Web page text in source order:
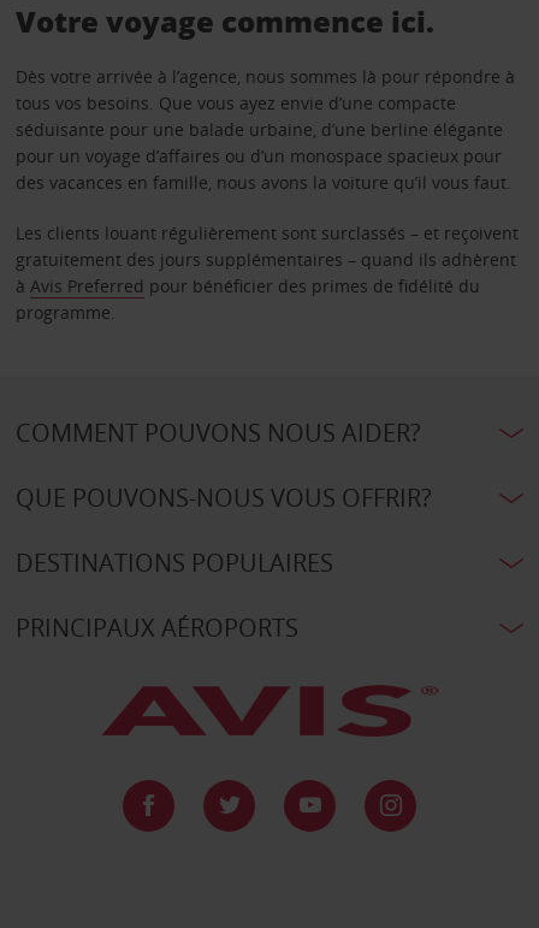
Votre voyage commence ici.
Dès votre arrivée à l’agence, nous sommes là pour répondre à
tous vos besoins. Que vous ayez envie d’une compacte
séduisante pour une balade urbaine, d’une berline élégante
pour un voyage d’affaires ou d’un monospace spacieux pour
des vacances en famille, nous avons la voiture qu’il vous faut.
Les clients louant régulièrement sont surclassés – et reçoivent
gratuitement des jours supplémentaires – quand ils adhèrent
à Avis Preferred pour bénéficier des primes de fidélité du
programme.
COMMENT POUVONS NOUS AIDER?
QUE POUVONS-NOUS VOUS OFFRIR?
DESTINATIONS POPULAIRES
PRINCIPAUX AÉROPORTS